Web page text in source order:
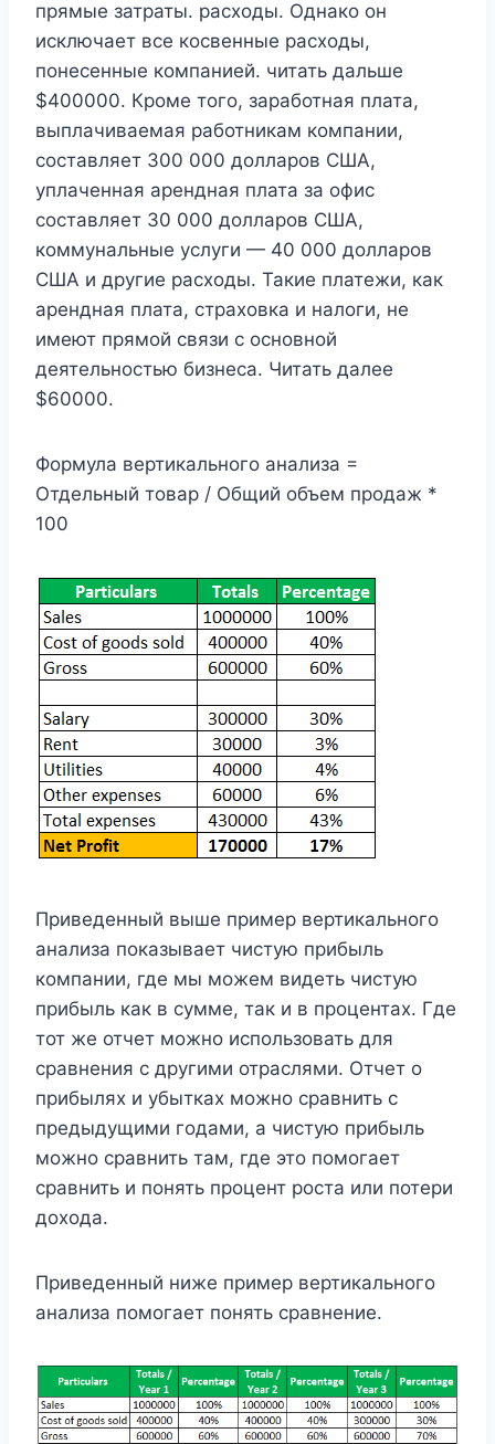
прямые затраты. расходы. Однако он
исключает все косвенные расходы,
понесенные компанией. читать дальше
$400000. Кроме того, заработная плата,
выплачиваемая работникам компании,
составляет 300 000 долларов США,
уплаченная арендная плата за офис
составляет 30 000 долларов США,
коммунальные услуги — 40 000 долларов
США и другие расходы. Такие платежи, как
арендная плата, страховка и налоги, не
имеют прямой связи с основной
деятельностью бизнеса. Читать далее
$60000.
Формула вертикального анализа =
Отдельный товар / Общий объем продаж *
100
Приведенный выше пример вертикального
анализа показывает чистую прибыль
компании, где мы можем видеть чистую
прибыль как в сумме, так и в процентах. Где
тот же отчет можно использовать для
сравнения с другими отраслями. Отчет о
прибылях и убытках можно сравнить с
предыдущими годами, а чистую прибыль
можно сравнить там, где это помогает
сравнить и понять процент роста или потери
дохода.
Приведенный ниже пример вертикального
анализа помогает понять сравнение.